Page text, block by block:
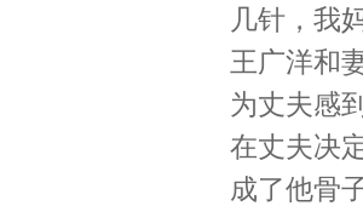
几针，我
王广洋和
为丈夫感
在丈夫决
成了他骨